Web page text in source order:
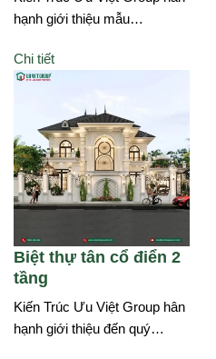
hạnh giới thiệu mẫu…
Chi tiết
Biệt thự tân cổ điển 2
tầng
Kiến Trúc Ưu Việt Group hân
hạnh giới thiệu đến quý…